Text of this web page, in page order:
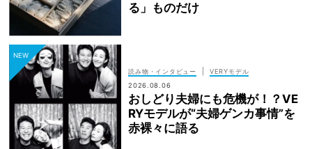
る」ものだけ
読み物・インタビュー
VERYモデル
2026.08.06
おしどり夫婦にも危機が！？VE
RYモデルが“夫婦ゲンカ事情”を
赤裸々に語る